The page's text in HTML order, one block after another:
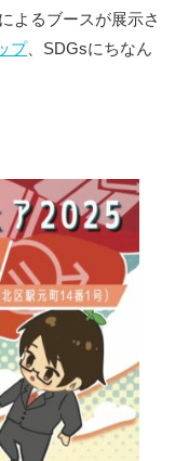
よるブースが展示さ
プ、SDGsにちなん